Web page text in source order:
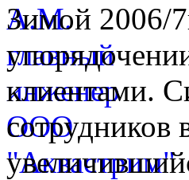
Зимой 2006/
клиентами.
сотрудников